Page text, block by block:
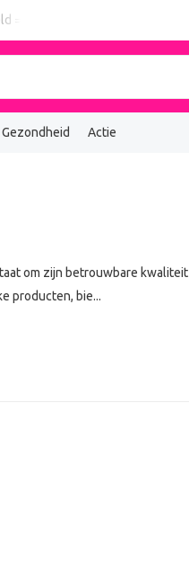
= vandaag verzonden
Gezondheid Actie
om zijn betrouwbare
producten, bie...